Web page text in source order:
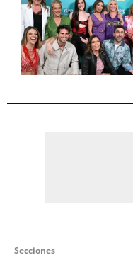
Secciones